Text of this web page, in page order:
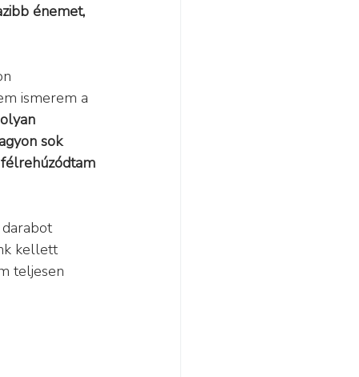
énemet,
ismerem a
sok
kellett
teljesen